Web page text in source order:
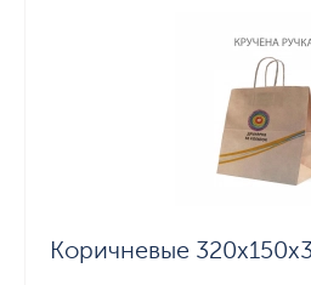
Коричневые